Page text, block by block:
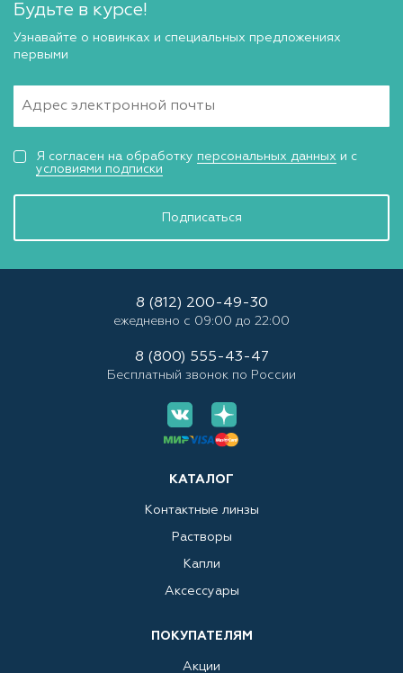
Будьте в курсе!
Узнавайте о новинках и специальных предложениях
первыми
Подписаться
Я согласен на обработку персональных данных и с
условиями подписки
КАТАЛОГ
Контактные линзы
Растворы
Капли
Аксессуары
ПОКУПАТЕЛЯМ
Акции
8 (812) 200-49-30
ежедневно с 09:00 до 22:00
8 (800) 555-43-47
Бесплатный звонок по России